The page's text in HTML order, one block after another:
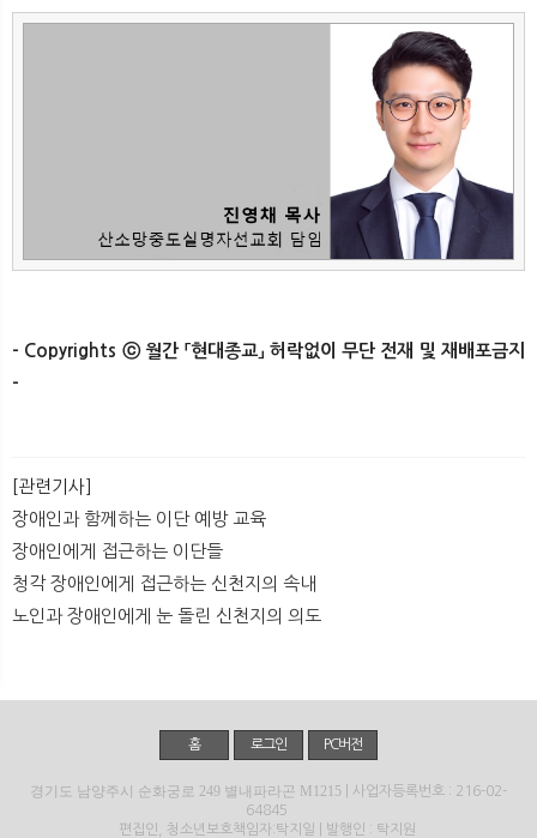
- Copyrights ⓒ 월간 「현대종교」 허락없이 무단 전재 및 재배포금지
-​ ​
[관련기사]
장애인과 함께하는 이단 예방 교육
장애인에게 접근하는 이단들
청각 장애인에게 접근하는 신천지의 속내
노인과 장애인에게 눈 돌린 신천지의 의도
홈 로그인 PC버전
경기도 남양주시 순화궁로 249 별내파라곤 M1215 | 사업자등록번호 : 216-02-
64845
편집인, 청소년보호책임자:탁지일 | 발행인 : 탁지원